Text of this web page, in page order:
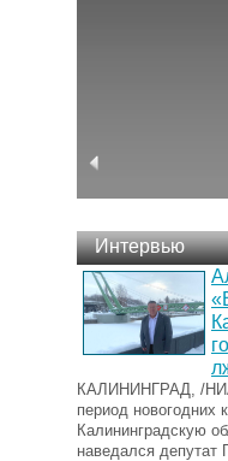
Интервью
КАЛИНИНГРАД, /
период новогодних
Калининградскую
наведался депутат